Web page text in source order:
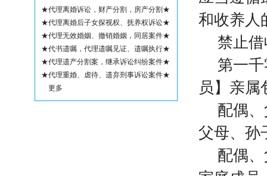
★代理离婚诉讼，财产分割，房产分割★
★代理离婚后子女探视权、抚养权诉讼★
★代理无效婚姻、撤销婚姻，同居案件★
★代书遗嘱，代理遗嘱见证、遗嘱执行★
★代理遗产分割案，继承诉讼纠纷案件★
★代理重婚、虐待、遗弃刑事诉讼案件★
更多
和收养人
禁止
第一
员】亲属
配偶
父母、孙
配偶